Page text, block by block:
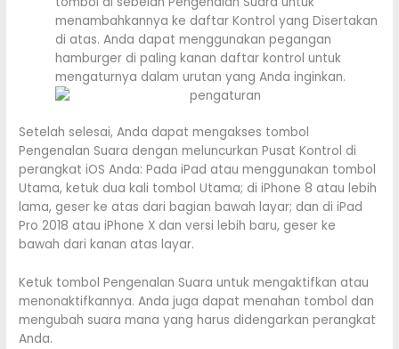
menambahkannya ke daftar Kontrol yang Disertakan
di atas. Anda dapat menggunakan pegangan
hamburger di paling kanan daftar kontrol untuk
mengaturnya dalam urutan yang Anda inginkan.
Setelah selesai, Anda dapat mengakses tombol
Pengenalan Suara dengan meluncurkan Pusat Kontrol di
perangkat iOS Anda: Pada iPad‌ atau menggunakan tombol
Utama, ketuk dua kali tombol Utama; di iPhone‌ 8 atau lebih
lama, geser ke atas dari bagian bawah layar; dan di iPad
Pro 2018 atau iPhone‌ X dan versi lebih baru, geser ke
bawah dari kanan atas layar.
Ketuk tombol Pengenalan Suara untuk mengaktifkan atau
menonaktifkannya. Anda juga dapat menahan tombol dan
mengubah suara mana yang harus didengarkan perangkat
Anda.